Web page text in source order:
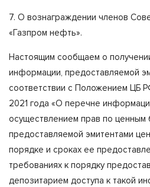
7. О вознаграждении членов
«Газпром нефть».
Настоящим сообщаем о
информации, предоставляемой
соответствии с Положением ЦБ
2021 года «О перечне
осуществлением прав по ценным
предоставляемой эмитентами
порядке и сроках ее
требованиях к порядку
депозитарием доступа к такой